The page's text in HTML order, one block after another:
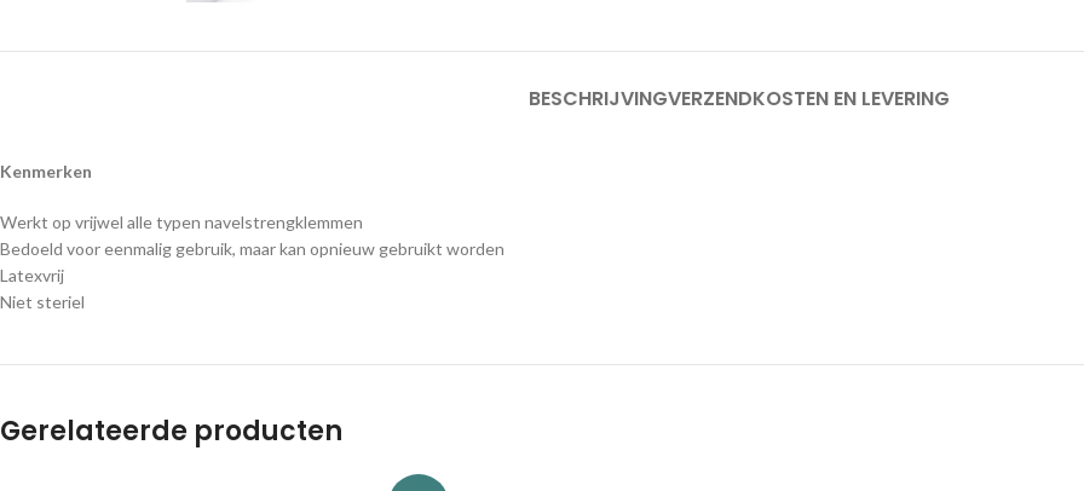
BESCHRIJVINGVERZENDKOSTEN EN LEVERING
Kenmerken
Werkt op vrijwel alle typen navelstrengklemmen
Bedoeld voor eenmalig gebruik, maar kan opnieuw gebruikt worden
Latexvrij
Niet steriel
Gerelateerde producten